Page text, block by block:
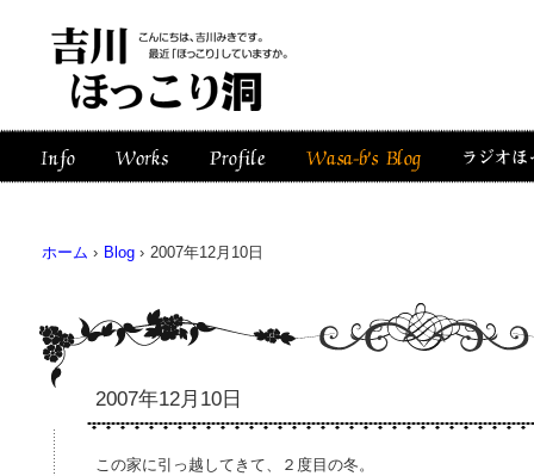
ホーム › Blog › 2007年12月10日
2007年12月10日
この家に引っ越してきて、２度目の冬。